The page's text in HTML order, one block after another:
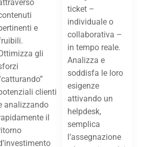
e
gli
clienti
analizzando
il
ticket –
individuale o
collaborativa –
in tempo reale.
Analizza e
soddisfa le loro
esigenze
attivando un
helpdesk,
semplica
l’assegnazione